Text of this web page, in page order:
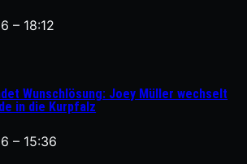
– 18:12
Wunschlösung: Joey Müller wechselt
in die Kurpfalz
– 15:36